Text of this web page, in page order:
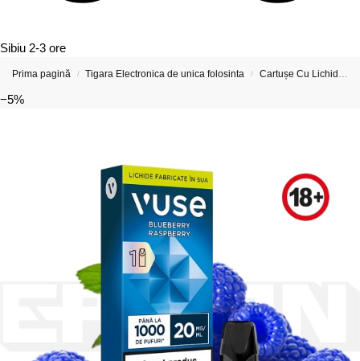
Sibiu 2-3 ore
Prima pagină / Tigara Electronica de unica folosinta / Cartușe Cu Lichide Pentru Țigări Electronice si Vape-uri
−5%